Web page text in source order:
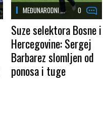
MEĐUNARODNI ... 0
Suze selektora Bosne i
Hercegovine: Sergej
Barbarez slomljen od
ponosa i tuge